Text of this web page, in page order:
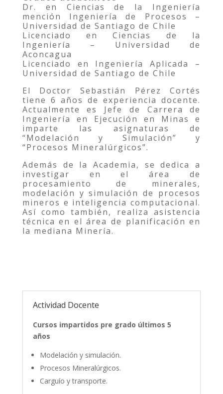
Dr. en Ciencias de la Ingeniería
mención Ingeniería de Procesos –
Universidad de Santiago de Chile
Licenciado en Ciencias de la
Ingeniería – Universidad de
Aconcagua
Licenciado en Ingeniería Aplicada –
Universidad de Santiago de Chile
El Doctor Sebastián Pérez Cortés
tiene 6 años de experiencia docente.
Actualmente es Jefe de Carrera de
Ingeniería en Ejecución en Minas e
imparte las asignaturas de
“Modelación y Simulación” y
“Procesos Mineralúrgicos”.
Además de la Academia, se dedica a
investigar en el área de
procesamiento de minerales,
modelación y simulación de procesos
mineros e inteligencia computacional.
Así como también, realiza asistencia
técnica en el área de planificación en
la mediana Minería.
Actividad Docente
Cursos impartidos pre grado últimos 5
años
Modelación y simulación.
Procesos Mineralúrgicos.
Carguío y transporte.